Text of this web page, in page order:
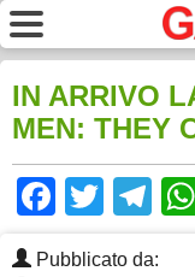
IN ARRIVO
MEN: THEY
Pubblicato da: